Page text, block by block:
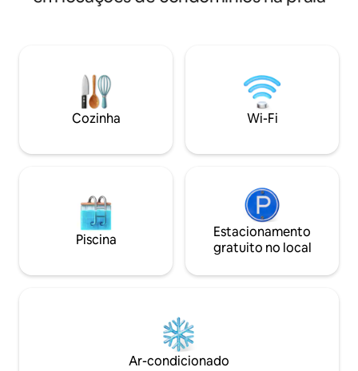
melhores mergulhos com snorkel,
de campo aconchegante e totalmente
equipada com uma verdadeira vibe
praiana e um jardim privativo tranquilo.
Esperamos que você ame o Beach Love
está disponível
partir deste local. Um novo anúncio que
excede as
avaliações de 5 estrelas! Há
Cozinha Wi-Fi
Piscina
Estacionamento
gratuito no local
Ar-condicionado